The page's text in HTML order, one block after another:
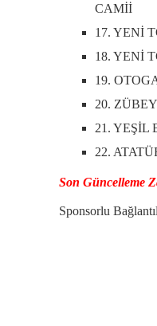
CAMİİ
17. YENİ
18. YENİ
19.
20.
21. YEŞİL
22.
Son Güncelleme
Sponsorlu